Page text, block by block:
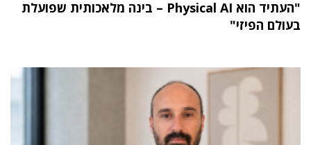
"העתיד הוא Physical AI – בינה מלאכותית שפועלת
בעולם הפיזי"